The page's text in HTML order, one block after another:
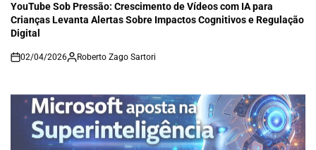
IN
YouTube Sob Pressão: Crescimento de Vídeos com IA para
Crianças Levanta Alertas Sobre Impactos Cognitivos e Regulação
Digital
on
02/04/2026 Roberto Zago Sartori